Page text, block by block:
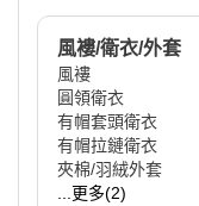
風褸/衛衣/外套
風褸
圓領衛衣
有帽套頭衛衣
有帽拉鏈衛衣
夾棉/羽絨外套
...更多(2)